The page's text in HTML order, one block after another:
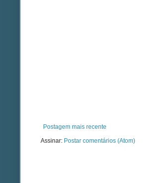
Postagem mais recente
Assinar: Postar comentários (Atom)